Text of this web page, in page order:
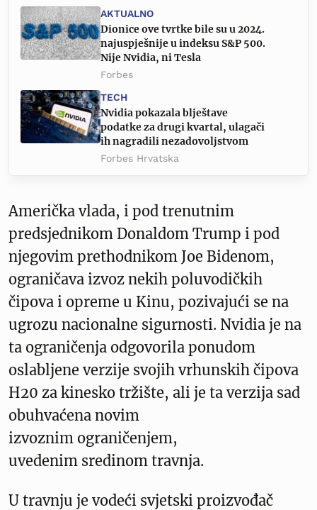
AKTUALNO
Dionice ove tvrtke bile su u 2024.
najuspješnije u indeksu S&P 500.
Nije Nvidia, ni Tesla
Forbes
TECH
Nvidia pokazala blještave
podatke za drugi kvartal, ulagači
ih nagradili nezadovoljstvom
Forbes Hrvatska
Američka vlada, i pod trenutnim
predsjednikom Donaldom Trump i pod
njegovim prethodnikom Joe Bidenom,
ograničava izvoz nekih poluvodičkih
čipova i opreme u Kinu, pozivajući se na
ugrozu nacionalne sigurnosti. Nvidia je na
ta ograničenja odgovorila ponudom
oslabljene verzije svojih vrhunskih čipova
H20 za kinesko tržište, ali je ta verzija sad
obuhvaćena novim
izvoznim ograničenjem,
uvedenim sredinom travnja.
U travnju je vodeći svjetski proizvođač